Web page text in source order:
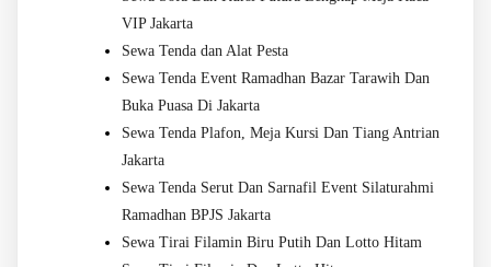
VIP Jakarta
Sewa Tenda dan Alat Pesta
Sewa Tenda Event Ramadhan Bazar Tarawih Dan
Buka Puasa Di Jakarta
Sewa Tenda Plafon, Meja Kursi Dan Tiang Antrian
Jakarta
Sewa Tenda Serut Dan Sarnafil Event Silaturahmi
Ramadhan BPJS Jakarta
Sewa Tirai Filamin Biru Putih Dan Lotto Hitam